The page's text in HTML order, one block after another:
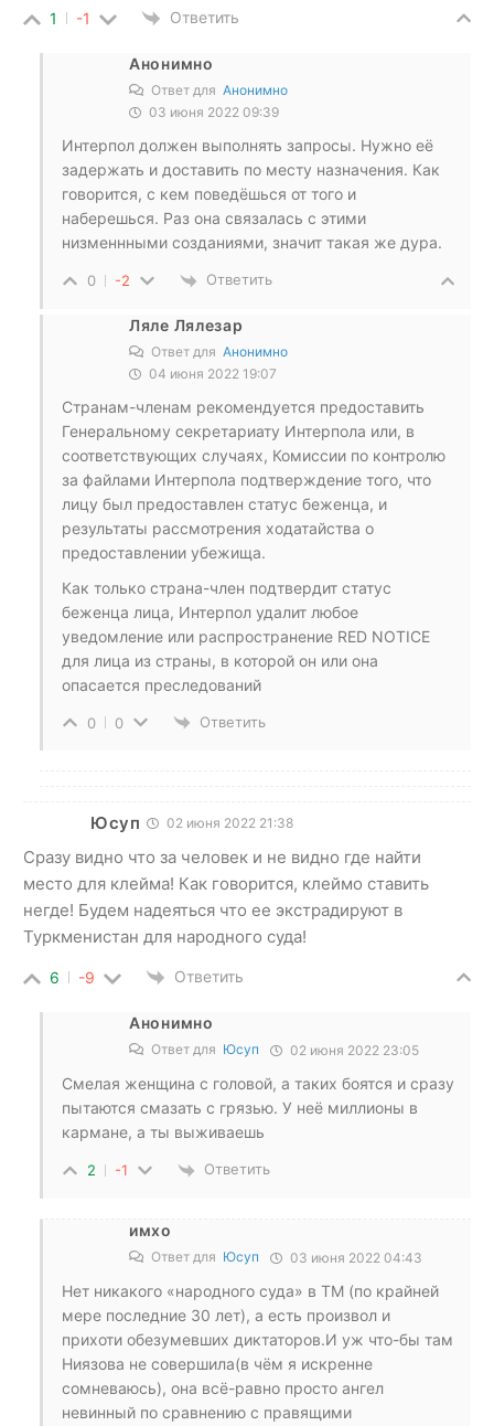
1 -1 Ответить
Анонимно
Ответ для Анонимно
03 июня 2022 09:39
Интерпол должен выполнять запросы. Нужно её
задержать и доставить по месту назначения. Как
говорится, с кем поведёшься от того и
наберешься. Раз она связалась с этими
низменнными созданиями, значит такая же дура.
0 -2 Ответить
Ляле Лялезар
Ответ для Анонимно
04 июня 2022 19:07
Странам-членам рекомендуется предоставить
Генеральному секретариату Интерпола или, в
соответствующих случаях, Комиссии по контролю
за файлами Интерпола подтверждение того, что
лицу был предоставлен статус беженца, и
результаты рассмотрения ходатайства о
предоставлении убежища.
Как только страна-член подтвердит статус
беженца лица, Интерпол удалит любое
уведомление или распространение RED NOTICE
для лица из страны, в которой он или она
опасается преследований
0 0 Ответить
Юсуп 02 июня 2022 21:38
Сразу видно что за человек и не видно где найти
место для клейма! Как говорится, клеймо ставить
негде! Будем надеяться что ее экстрадируют в
Туркменистан для народного суда!
6 -9 Ответить
Анонимно
Ответ для Юсуп 02 июня 2022 23:05
Смелая женщина с головой, а таких боятся и сразу
пытаются смазать с грязью. У неё миллионы в
кармане, а ты выживаешь
2 -1 Ответить
имхо
Ответ для Юсуп 03 июня 2022 04:43
Нет никакого «народного суда» в ТМ (по крайней
мере последние 30 лет), а есть произвол и
прихоти обезумевших диктаторов.И уж что-бы там
Ниязова не совершила(в чём я искренне
сомневаюсь), она всё-равно просто ангел
невинный по сравнению с правящими